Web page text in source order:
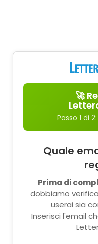
🚀
Passo 1 di
Quale
Prima di
dobbiamo
userai sia
Inserisci l'email